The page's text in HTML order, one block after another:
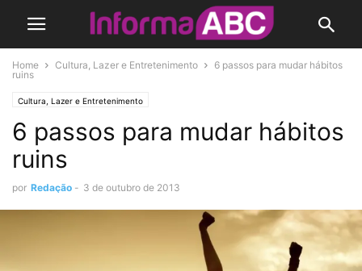
Home Cultura, Lazer e Entretenimento
6 passos para mudar hábitos
ruins
Cultura, Lazer e Entretenimento
6 passos para mudar hábitos
ruins
por Redação - 3 de outubro de 2013